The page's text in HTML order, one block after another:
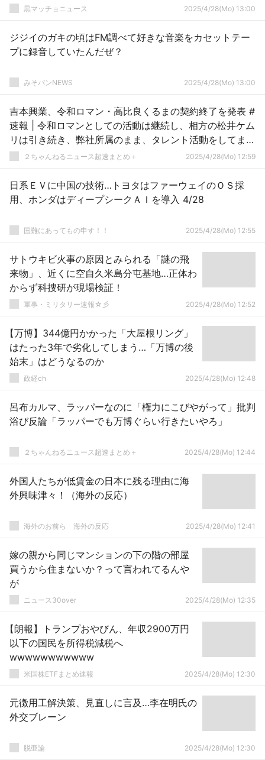
黒マッチョニュース 2025/4/28(Mo) 13:00
ジジイのガキの頃はFM調べて好きな音楽をカセットテー
プに録音していたんだぜ？
みそパンNEWS 2025/4/28(Mo) 13:00
吉本興業、令和ロマン・高比良くるまの契約終了を発表 #
速報 | 令和ロマンとしての活動は継続し、相方の松井ケム
リは引き続き、弊社所属のまま、タレント活動をしてまい
ります２ちゃんねるニュース超速まとめ＋ 2025/4/28(Mo) 12:59
日系ＥＶに中国の技術…トヨタはファーウェイのＯＳ採
用、ホンダはディープシークＡＩを導入 4/28
国難にあってもの申す！！ 2025/4/28(Mo) 12:55
サトウキビ火事の原因とみられる「謎の飛
来物」、近くに空自久米島分屯基地…正体わ
からず科捜研が現場検証！
軍事・ミリタリー速報☆彡 2025/4/28(Mo) 12:52
【万博】344億円かかった「大屋根リング」
はたった3年で劣化してしまう…「万博の後
始末」はどうなるのか
政経ch 2025/4/28(Mo) 12:48
呂布カルマ、ラッパーなのに「権力にこびやがって」批判
浴び反論「ラッパーでも万博ぐらい行きたいやろ」
２ちゃんねるニュース超速まとめ＋ 2025/4/28(Mo) 12:44
外国人たちが低賃金の日本に残る理由に海
外興味津々！（海外の反応）
海外のお前ら 海外の反応 2025/4/28(Mo) 12:41
嫁の親から同じマンションの下の階の部屋
買うから住まないか？って言われてるんや
が
ニュース30over 2025/4/28(Mo) 12:35
【朗報】トランプおやびん、年収2900万円
以下の国民を所得税減税へ
wwwwwwwwwww
米国株ETFまとめ速報 2025/4/28(Mo) 12:30
元徴用工解決策、見直しに言及…李在明氏の
外交ブレーン
脱亜論 2025/4/28(Mo) 12:30